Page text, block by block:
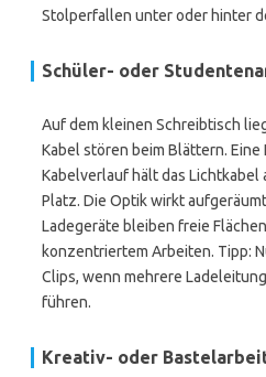
Stolperfallen unter oder hinter
Schüler- oder
Auf dem kleinen Schreibtisch
Kabel stören beim Blättern.
Kabelverlauf hält das Lichtkabel
Platz. Die Optik wirkt
Ladegeräte bleiben freie
konzentriertem Arbeiten. Tipp:
Clips, wenn mehrere
führen.
Kreativ- oder